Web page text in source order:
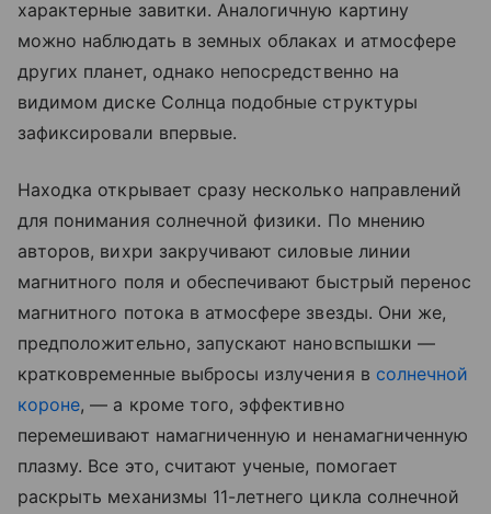
характерные завитки. Аналогичную картину
можно наблюдать в земных облаках и атмосфере
других планет, однако непосредственно на
видимом диске Солнца подобные структуры
зафиксировали впервые.
Находка открывает сразу несколько направлений
для понимания солнечной физики. По мнению
авторов, вихри закручивают силовые линии
магнитного поля и обеспечивают быстрый перенос
магнитного потока в атмосфере звезды. Они же,
предположительно, запускают нановспышки —
кратковременные выбросы излучения в солнечной
короне, — а кроме того, эффективно
перемешивают намагниченную и ненамагниченную
плазму. Все это, считают ученые, помогает
раскрыть механизмы 11-летнего цикла солнечной